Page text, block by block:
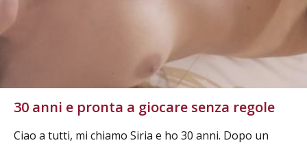
30 anni e pronta a giocare senza regole
Ciao a tutti, mi chiamo Siria e ho 30 anni. Dopo un